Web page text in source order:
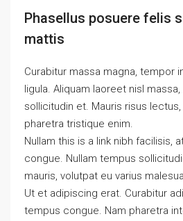
Phasellus posuere felis
mattis
Curabitur massa magna, tempor
ligula. Aliquam laoreet nisl
sollicitudin et. Mauris risus
pharetra tristique enim.
Nullam this is a link nibh facilisis,
congue. Nullam tempus
mauris, volutpat eu varius
Ut et adipiscing erat. Curabitur
tempus congue. Nam pharetra